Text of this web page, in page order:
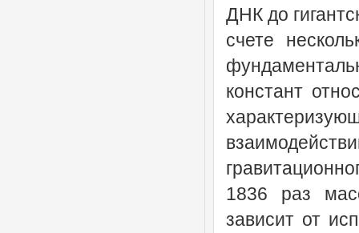
ДНК до
счете
констант
1836 раз
зависит от